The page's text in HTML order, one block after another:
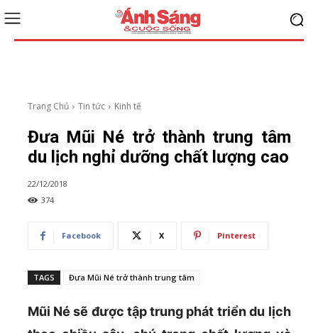
Trang Chủ Tin tức Kinh tế
Đưa Mũi Né trở thành trung tâm
du lịch nghỉ dưỡng chất lượng cao
22/12/2018
374
Facebook X Pinterest
TAGS Đưa Mũi Né trở thành trung tâm
Mũi Né sẽ được tập trung phát triển du lịch